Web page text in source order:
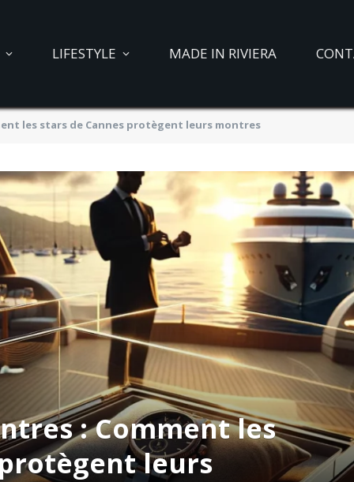
LIFESTYLE MADE IN RIVIERA
les stars de Cannes protègent leurs montres
: Comment les
leurs